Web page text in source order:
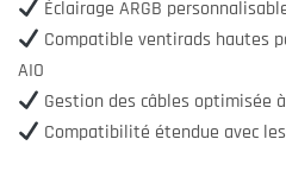
Éclairage ARGB
Compatible ventirads hautes
AIO
Gestion des câbles optimisée
Compatibilité étendue avec les